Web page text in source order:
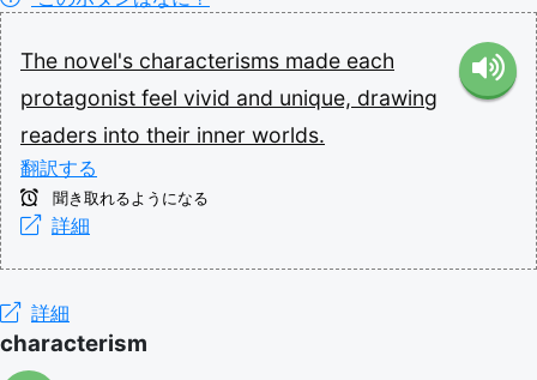
The novel's characterisms made each
protagonist feel vivid and unique, drawing
readers into their inner worlds.
翻訳する
聞き取れるようになる
詳細
詳細
characterism